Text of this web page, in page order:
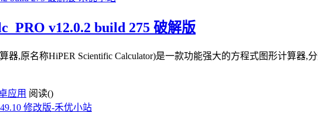
v12.0.2 build 275 破解版
器,原名称HiPER Scientific Calculator)是一款功能强大的方程式图形计算
应用 阅读()